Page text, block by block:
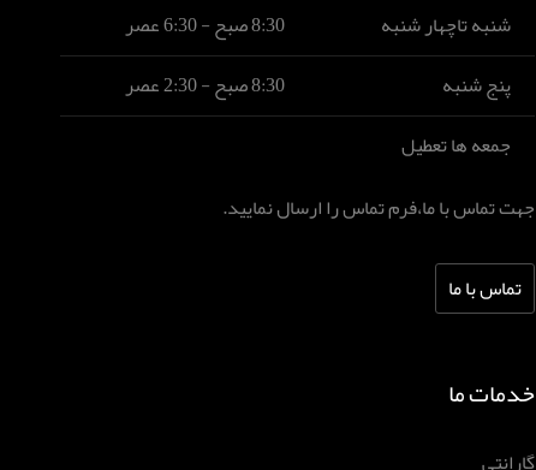
شنبه تاچهار شنبه
8:30 صبح - 6:30 عصر
پنج شنبه
8:30 صبح - 2:30 عصر
جمعه ها تعطیل
جهت تماس با ما،فرم تماس را ارسال نمایید.
تماس با ما
خدمات ما